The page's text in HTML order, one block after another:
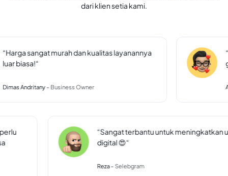
dari klien setia kami.
“Harga sangat murah dan kualitas layanannya
luar biasa!“
Dimas Andritany -Business Owner
“Sangat terbantu untuk meningkatkan
digital 😍“
Reza -Selebgram